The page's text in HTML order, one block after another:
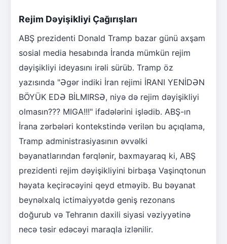
Rejim Dəyişikliyi Çağırışları
ABŞ prezidenti Donald Tramp bazar günü axşam
sosial media hesabında İranda mümkün rejim
dəyişikliyi ideyasını irəli sürüb. Tramp öz
yazısında "Əgər indiki İran rejimi İRANI YENİDƏN
BÖYÜK EDƏ BİLMIRSƏ, niyə də rejim dəyişikliyi
olmasın??? MIGA!!!" ifadələrini işlədib. ABŞ-ın
İrana zərbələri kontekstində verilən bu açıqlama,
Tramp administrasiyasının əvvəlki
bəyanatlarından fərqlənir, baxmayaraq ki, ABŞ
prezidenti rejim dəyişikliyini birbaşa Vaşinqtonun
həyata keçirəcəyini qeyd etməyib. Bu bəyanat
beynəlxalq ictimaiyyətdə geniş rezonans
doğurub və Tehranın daxili siyasi vəziyyətinə
necə təsir edəcəyi maraqla izlənilir.